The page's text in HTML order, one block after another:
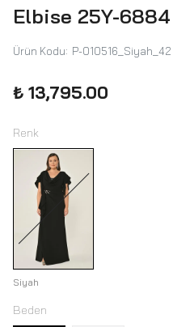
Elbise 25Y-6884
Ürün Kodu: P-010516_Siyah_42
₺ 13,795.00
Renk
Siyah
Beden